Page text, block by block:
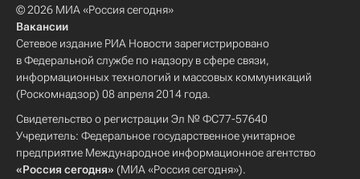
© 2026 МИА «Россия сегодня»
Вакансии
Сетевое издание РИА Новости зарегистрировано
в Федеральной службе по надзору в сфере связи,
информационных технологий и массовых коммуникаций
(Роскомнадзор) 08 апреля 2014 года.
Свидетельство о регистрации Эл № ФС77-57640
Учредитель: Федеральное государственное унитарное
предприятие Международное информационное агентство
«Россия сегодня» (МИА «Россия сегодня»).